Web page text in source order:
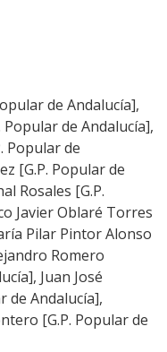
de Andalucía],
de Andalucía],
Popular de
[G.P. Popular de
Rosales [G.P.
Javier Oblaré Torres
Pilar Pintor Alonso
Romero
Juan José
de Andalucía],
[G.P. Popular de